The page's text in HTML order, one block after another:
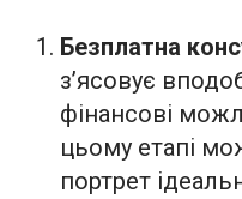
Безплатна
з’ясовує
фінансові
цьому етапі
портрет